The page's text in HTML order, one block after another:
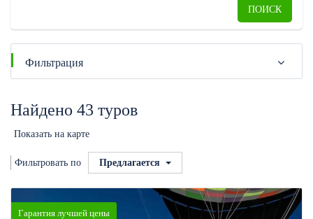
ПОИСК
Фильтрация
Найдено 43 туров
Показать на карте
Фильтровать по Предлагается
Гарантия лучшей цены